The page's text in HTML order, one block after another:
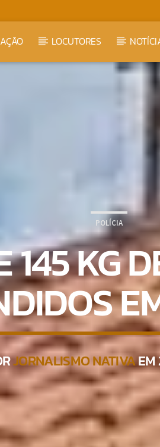
LOCUTORES
POLÍCIA
145 KG
JORNALISMO NATIVAEM